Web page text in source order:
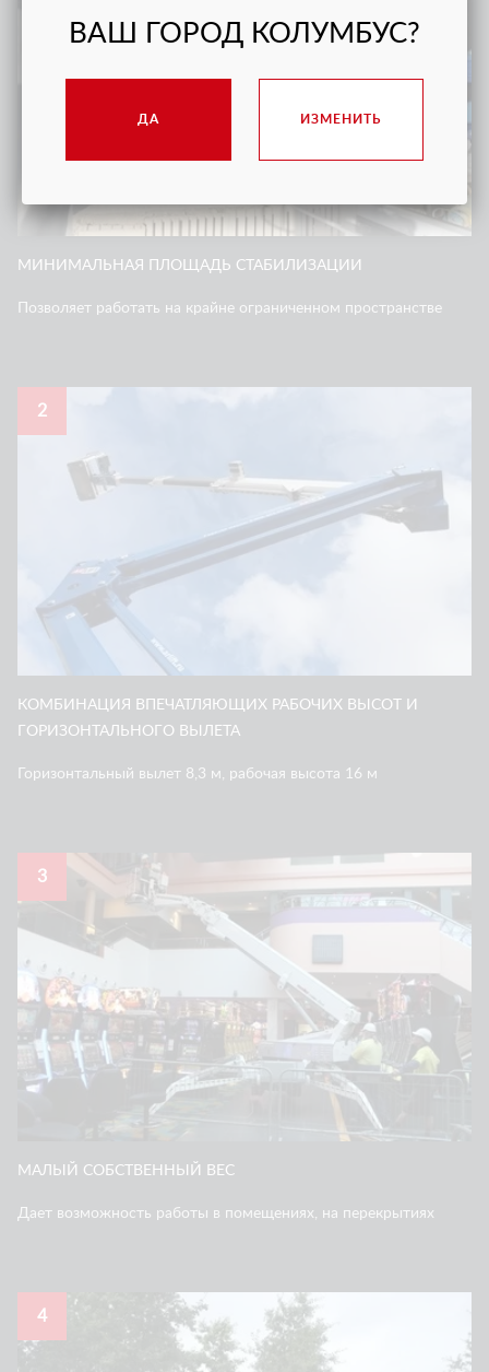
МИНИМАЛЬНАЯ ПЛОЩАДЬ СТАБИЛИЗАЦИИ
Позволяет работать на крайне ограниченном пространстве
2
КОМБИНАЦИЯ ВПЕЧАТЛЯЮЩИХ РАБОЧИХ ВЫСОТ И
ГОРИЗОНТАЛЬНОГО ВЫЛЕТА
Горизонтальный вылет 8,3 м, рабочая высота 16 м
3
МАЛЫЙ СОБСТВЕННЫЙ ВЕС
Дает возможность работы в помещениях, на перекрытиях
4
ВАШ ГОРОД КОЛУМБУС?
ДА ИЗМЕНИТЬ